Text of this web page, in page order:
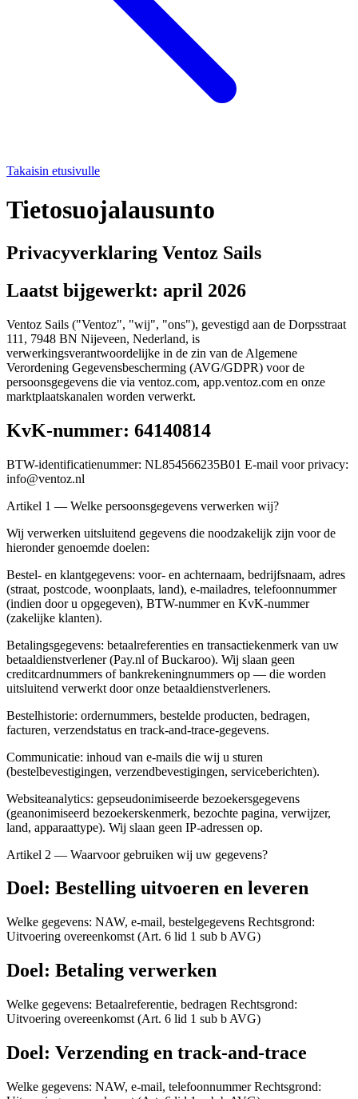
Takaisin etusivulle
Tietosuojalausunto
Privacyverklaring Ventoz Sails
Laatst bijgewerkt: april 2026
Ventoz Sails ("Ventoz", "wij", "ons"), gevestigd aan de Dorpsstraat
111, 7948 BN Nijeveen, Nederland, is
verwerkingsverantwoordelijke in de zin van de Algemene
Verordening Gegevensbescherming (AVG/GDPR) voor de
persoonsgegevens die via ventoz.com, app.ventoz.com en onze
marktplaatskanalen worden verwerkt.
KvK-nummer: 64140814
BTW-identificatienummer: NL854566235B01 E-mail voor privacy:
info@ventoz.nl
Artikel 1 — Welke persoonsgegevens verwerken wij?
Wij verwerken uitsluitend gegevens die noodzakelijk zijn voor de
hieronder genoemde doelen:
Bestel- en klantgegevens: voor- en achternaam, bedrijfsnaam, adres
(straat, postcode, woonplaats, land), e-mailadres, telefoonnummer
(indien door u opgegeven), BTW-nummer en KvK-nummer
(zakelijke klanten).
Betalingsgegevens: betaalreferenties en transactiekenmerk van uw
betaaldienstverlener (Pay.nl of Buckaroo). Wij slaan geen
creditcardnummers of bankrekeningnummers op — die worden
uitsluitend verwerkt door onze betaaldienstverleners.
Bestelhistorie: ordernummers, bestelde producten, bedragen,
facturen, verzendstatus en track-and-trace-gegevens.
Communicatie: inhoud van e-mails die wij u sturen
(bestelbevestigingen, verzendbevestigingen, serviceberichten).
Websiteanalytics: gepseudonimiseerde bezoekersgegevens
(geanonimiseerd bezoekerskenmerk, bezochte pagina, verwijzer,
land, apparaattype). Wij slaan geen IP-adressen op.
Artikel 2 — Waarvoor gebruiken wij uw gegevens?
Doel: Bestelling uitvoeren en leveren
Welke gegevens: NAW, e-mail, bestelgegevens Rechtsgrond:
Uitvoering overeenkomst (Art. 6 lid 1 sub b AVG)
Doel: Betaling verwerken
Welke gegevens: Betaalreferentie, bedragen Rechtsgrond:
Uitvoering overeenkomst (Art. 6 lid 1 sub b AVG)
Doel: Verzending en track-and-trace
Welke gegevens: NAW, e-mail, telefoonnummer Rechtsgrond: